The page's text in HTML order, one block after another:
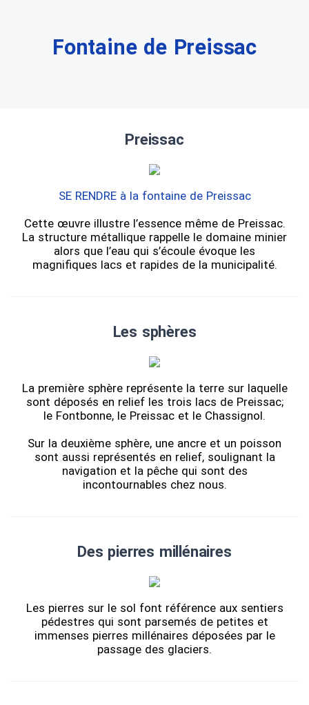
Fontaine de Preissac
Preissac
SE RENDRE à la fontaine de Preissac
Cette œuvre illustre l’essence même de Preissac.
La structure métallique rappelle le domaine minier
alors que l’eau qui s’écoule évoque les
magnifiques lacs et rapides de la municipalité.
Les sphères
La première sphère représente la terre sur laquelle
sont déposés en relief les trois lacs de Preissac;
le Fontbonne, le Preissac et le Chassignol.
Sur la deuxième sphère, une ancre et un poisson
sont aussi représentés en relief, soulignant la
navigation et la pêche qui sont des
incontournables chez nous.
Des pierres millénaires
Les pierres sur le sol font référence aux sentiers
pédestres qui sont parsemés de petites et
immenses pierres millénaires déposées par le
passage des glaciers.